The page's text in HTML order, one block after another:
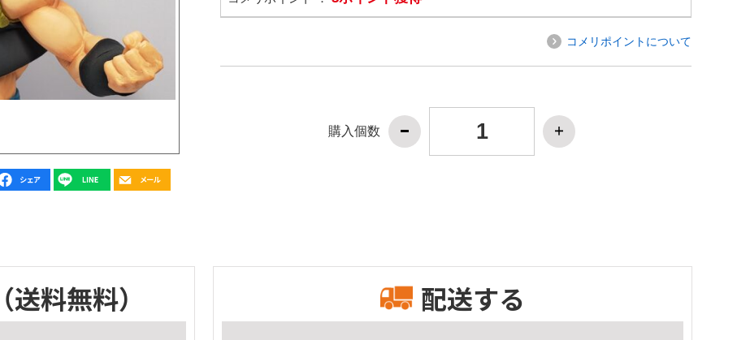
コメリポイントについて
購入個数
（送料無料） 配送する